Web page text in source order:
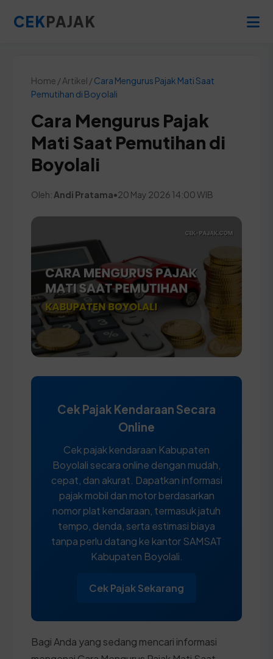
CEKPAJAK
Home / Artikel /Cara Mengurus Pajak Mati Saat
Pemutihan di Boyolali
Cara Mengurus Pajak
Mati Saat Pemutihan di
Boyolali
Oleh: Andi Pratama•20 May 2026 14:00 WIB
Cek Pajak Kendaraan Secara
Online
Cek pajak kendaraan Kabupaten
Boyolali secara online dengan mudah,
cepat, dan akurat. Dapatkan informasi
pajak mobil dan motor berdasarkan
nomor plat kendaraan, termasuk jatuh
tempo, denda, serta estimasi biaya
tanpa perlu datang ke kantor SAMSAT
Kabupaten Boyolali.
Cek Pajak Sekarang
Bagi Anda yang sedang mencari informasi